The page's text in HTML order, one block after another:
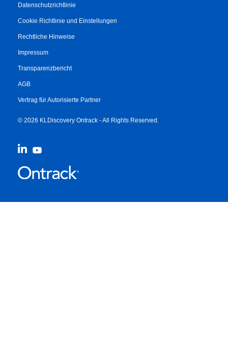
Datenschutzrichtlinie
Cookie Richtlinie und Einstellungen
Rechtliche Hinweise
Impressum
Transparenzbericht
AGB
Vertrag für Autorisierte Partner
© 2026 KLDiscovery Ontrack - All Rights Reserved.